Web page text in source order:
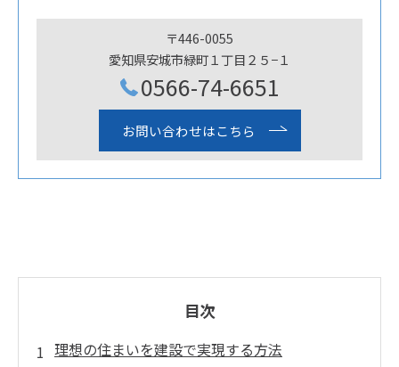
〒446-0055
愛知県安城市緑町１丁目２５−１
0566-74-6651
お問い合わせはこちら
目次
理想の住まいを建設で実現する方法